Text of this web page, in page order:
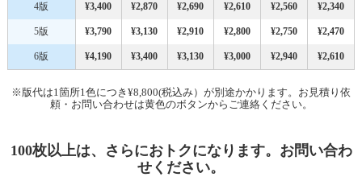
4版 ¥3,400 ¥2,870 ¥2,690 ¥2,610 ¥2,560 ¥2,340
5版 ¥3,790 ¥3,130 ¥2,910 ¥2,800 ¥2,750 ¥2,470
6版 ¥4,190 ¥3,400 ¥3,130 ¥3,000 ¥2,940 ¥2,610
※版代は1箇所1色につき¥8,800(税込み）が別途かかります。お見積り依
頼・お問い合わせは黄色のボタンからご連絡ください。
100枚以上は、さらにおトクになります。お問い合わ
せください。